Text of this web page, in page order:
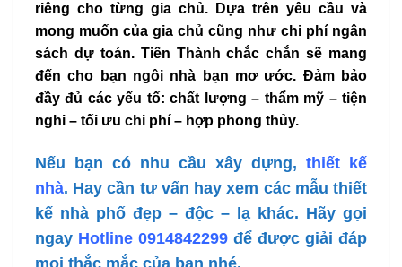
riêng cho từng gia chủ. Dựa trên yêu cầu và
mong muốn của gia chủ cũng như chi phí ngân
sách dự toán. Tiến Thành chắc chắn sẽ mang
đến cho bạn ngôi nhà bạn mơ ước. Đảm bảo
đầy đủ các yếu tố: chất lượng – thẩm mỹ – tiện
nghi – tối ưu chi phí – hợp phong thủy.
Nếu bạn có nhu cầu xây dựng, thiết kế
nhà. Hay cần tư vấn hay xem các mẫu thiết
kế nhà phố đẹp – độc – lạ khác. Hãy gọi
ngay Hotline 0914842299 để được giải đáp